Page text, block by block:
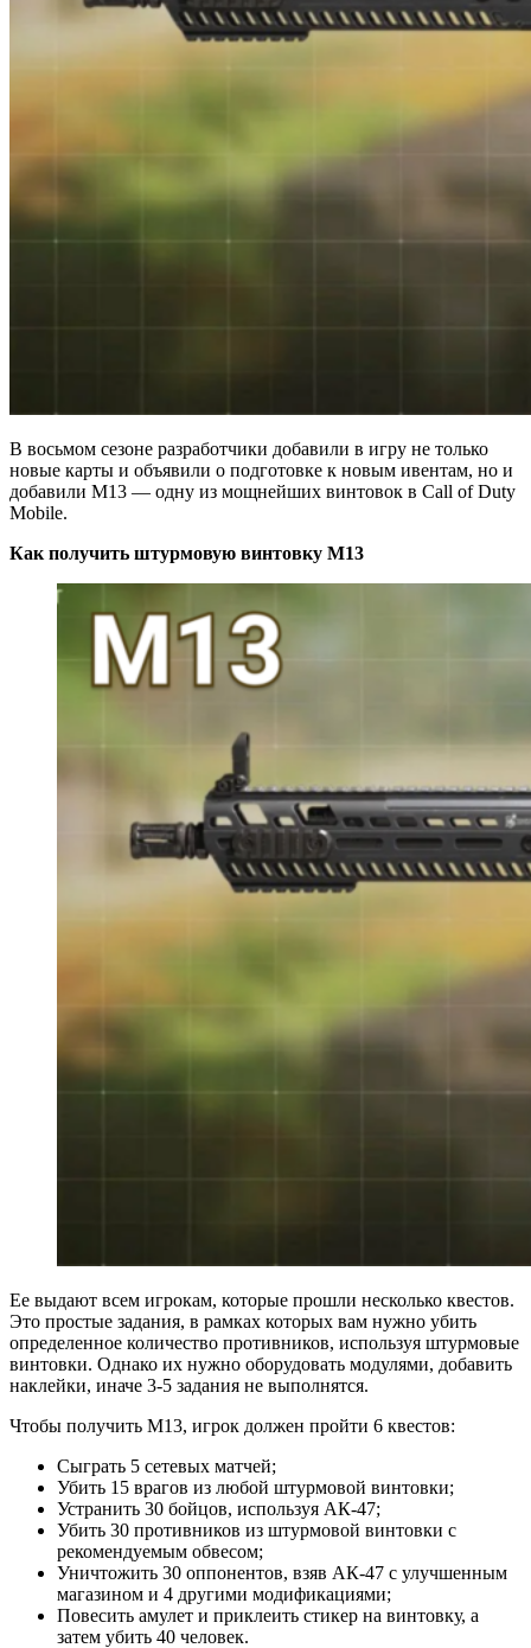
В восьмом сезоне разработчики добавили в игру не только
новые карты и объявили о подготовке к новым ивентам, но и
добавили М13 — одну из мощнейших винтовок в Call of Duty
Mobile.
Как получить штурмовую винтовку M13
Ее выдают всем игрокам, которые прошли несколько квестов.
Это простые задания, в рамках которых вам нужно убить
определенное количество противников, используя штурмовые
винтовки. Однако их нужно оборудовать модулями, добавить
наклейки, иначе 3-5 задания не выполнятся.
Чтобы получить М13, игрок должен пройти 6 квестов:
Сыграть 5 сетевых матчей;
Убить 15 врагов из любой штурмовой винтовки;
Устранить 30 бойцов, используя АК-47;
Убить 30 противников из штурмовой винтовки с
рекомендуемым обвесом;
Уничтожить 30 оппонентов, взяв АК-47 с улучшенным
магазином и 4 другими модификациями;
Повесить амулет и приклеить стикер на винтовку, а
затем убить 40 человек.